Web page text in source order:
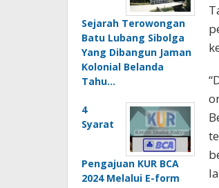
Sejarah Terowongan
Batu Lubang Sibolga
Yang Dibangun Jaman
Kolonial Belanda
Tahu…
4
Syarat
Pengajuan KUR BCA
2024 Melalui E-form